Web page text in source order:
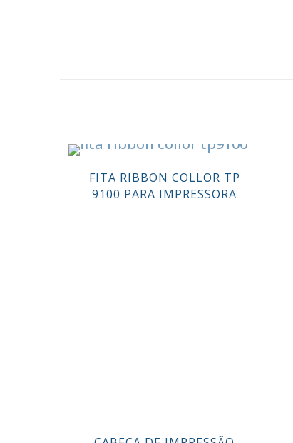
FITA RIBBON COLLOR TP
9100 PARA IMPRESSORA